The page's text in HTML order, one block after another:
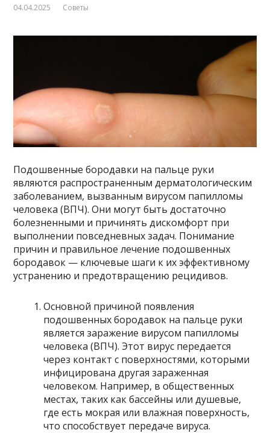
04.04.2025 Советы
Подошвенные бородавки на пальце руки
являются распространенным дерматологическим
заболеванием, вызванным вирусом папилломы
человека (ВПЧ). Они могут быть достаточно
болезненными и причинять дискомфорт при
выполнении повседневных задач. Понимание
причин и правильное лечение подошвенных
бородавок — ключевые шаги к их эффективному
устранению и предотвращению рецидивов.
Основной причиной появления
подошвенных бородавок на пальце руки
является заражение вирусом папилломы
человека (ВПЧ). Этот вирус передается
через контакт с поверхностями, которыми
инфицирована другая зараженная
человеком. Например, в общественных
местах, таких как бассейны или душевые,
где есть мокрая или влажная поверхность,
что способствует передаче вируса.